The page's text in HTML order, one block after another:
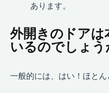
あります。
外開きのドアは
いるのでしょう
一般的には、はい！ほと